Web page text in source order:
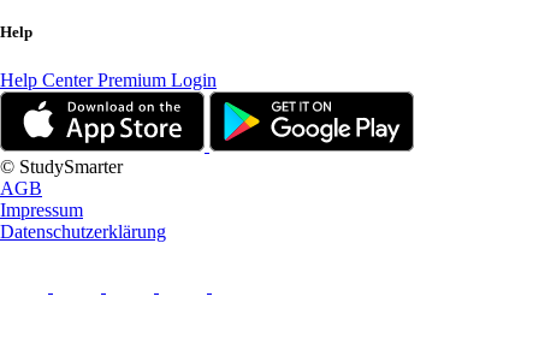
Help
Help CenterPremium Login
© StudySmarter
AGB
Impressum
Datenschutzerklärung